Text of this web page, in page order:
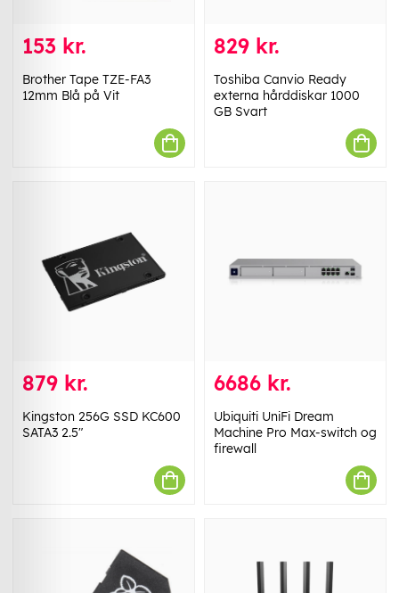
153 kr.
Brother Tape TZE-FA3
12mm Blå på Vit
829 kr.
Toshiba Canvio Ready
externa hårddiskar 1000
GB Svart
879 kr.
Kingston 256G SSD KC600
SATA3 2.5"
6686 kr.
Ubiquiti UniFi Dream
Machine Pro Max-switch og
firewall